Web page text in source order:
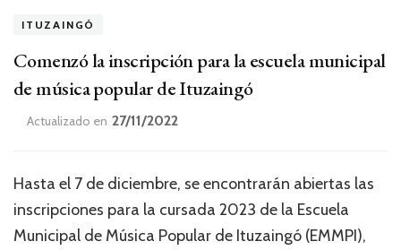
ITUZAINGÓ
Comenzó la inscripción para la escuela municipal
de música popular de Ituzaingó
Actualizado en 27/11/2022
Hasta el 7 de diciembre, se encontrarán abiertas las
inscripciones para la cursada 2023 de la Escuela
Municipal de Música Popular de Ituzaingó (EMMPI),